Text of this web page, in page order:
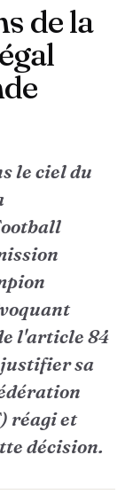
de la
le ciel du
l'article 84
justifier sa
réagi et
décision.